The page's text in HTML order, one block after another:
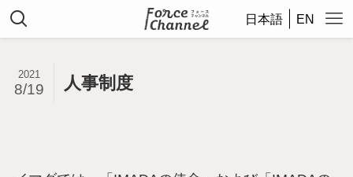
日本語 EN
人事制度
2021
8/19